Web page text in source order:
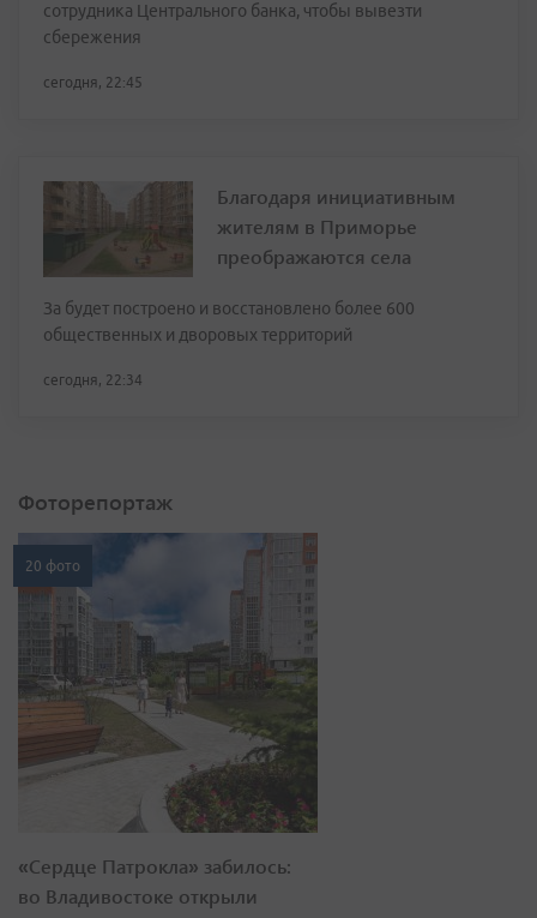
сотрудника Центрального банка, чтобы вывезти
сбережения
сегодня, 22:45
Благодаря инициативным
жителям в Приморье
преображаются села
За будет построено и восстановлено более 600
общественных и дворовых территорий
сегодня, 22:34
Фоторепортаж
20 фото
«Сердце Патрокла» забилось:
во Владивостоке открыли